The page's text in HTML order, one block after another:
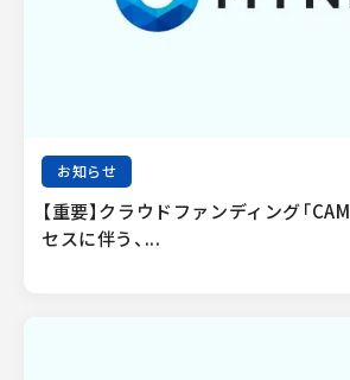
お知らせ
【重要】クラウドファンディング「
セスに伴う、...